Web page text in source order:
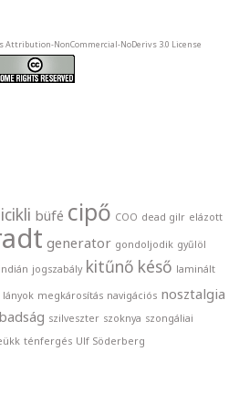
Attribution-NonCommercial-NoDerivs 3.0 License
büfé cipő COO dead gilr elázott
generator gondoljodik gyűlöl
indián jogszabály kitűnő késő laminált
lányok megkárosítás navigációs nosztalgia
szilveszter szoknya szongáliai
ténfergés Ulf Söderberg